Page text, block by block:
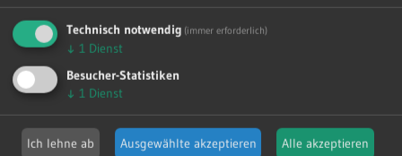
Technisch notwendig (immer erforderlich)
↓ 1 Dienst
Besucher-Statistiken
↓ 1 Dienst
Ich lehne ab Ausgewählte akzeptieren Alle akzeptieren